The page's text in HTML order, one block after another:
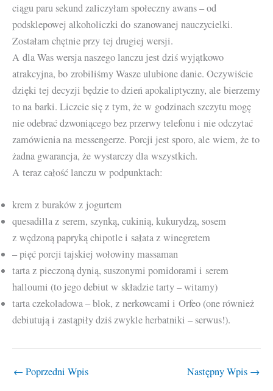
ciągu paru sekund zaliczyłam społeczny awans – od
podsklepowej alkoholiczki do szanowanej nauczycielki.
Zostałam chętnie przy tej drugiej wersji.
A dla Was wersja naszego lanczu jest dziś wyjątkowo
atrakcyjna, bo zrobiliśmy Wasze ulubione danie. Oczywiście
dzięki tej decyzji będzie to dzień apokaliptyczny, ale bierzemy
to na barki. Liczcie się z tym, że w godzinach szczytu mogę
nie odebrać dzwoniącego bez przerwy telefonu i nie odczytać
zamówienia na messengerze. Porcji jest sporo, ale wiem, że to
żadna gwarancja, że wystarczy dla wszystkich.
A teraz całość lanczu w podpunktach:
krem z buraków z jogurtem
quesadilla z serem, szynką, cukinią, kukurydzą, sosem
z wędzoną papryką chipotle i sałata z winegretem
– pięć porcji tajskiej wołowiny massaman
tarta z pieczoną dynią, suszonymi pomidorami i serem
halloumi (to jego debiut w składzie tarty – witamy)
tarta czekoladowa – blok, z nerkowcami i Orfeo (one również
debiutują i zastąpiły dziś zwykle herbatniki – serwus!).
← Poprzedni Wpis Następny Wpis →